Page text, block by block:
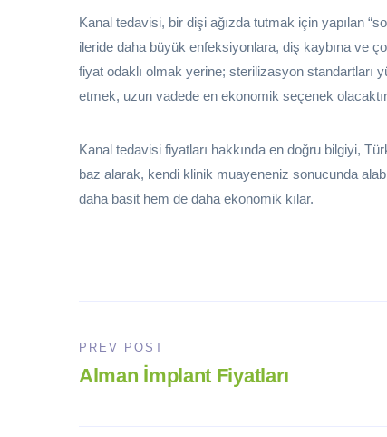
Kanal tedavisi, bir dişi ağızda tutmak için yapılan
ileride daha büyük enfeksiyonlara, diş kaybına ve
fiyat odaklı olmak yerine; sterilizasyon standartları
etmek, uzun vadede en ekonomik seçenek
Kanal tedavisi fiyatları hakkında en doğru bilgiyi,
baz alarak, kendi klinik muayeneniz sonucunda
daha basit hem de daha ekonomik kılar.
PREV POST
Alman İmplant Fiyatları